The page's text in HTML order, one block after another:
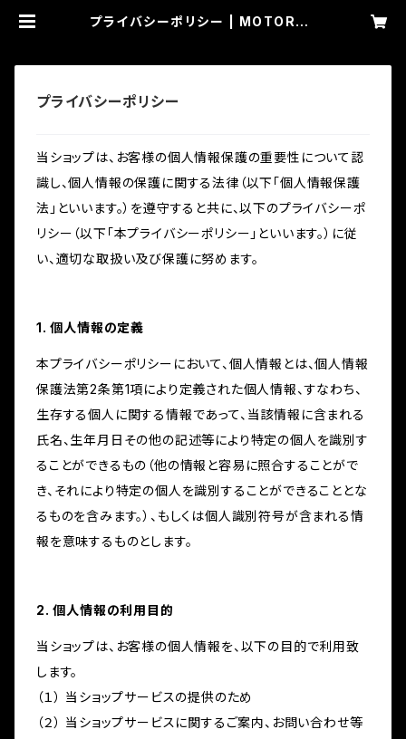
プライバシーポリシー | MOTORHE
プライバシーポリシー
当ショップは、お客様の個人情報保護の重要性について認
識し、個人情報の保護に関する法律（以下「個人情報保護
法」といいます。）を遵守すると共に、以下のプライバシーポ
リシー（以下「本プライバシーポリシー」といいます。）に従
い、適切な取扱い及び保護に努めます。
1. 個人情報の定義
本プライバシーポリシーにおいて、個人情報とは、個人情報
保護法第2条第1項により定義された個人情報、すなわち、
生存する個人に関する情報であって、当該情報に含まれる
氏名、生年月日その他の記述等により特定の個人を識別す
ることができるもの（他の情報と容易に照合することがで
き、それにより特定の個人を識別することができることとな
るものを含みます。）、もしくは個人識別符号が含まれる情
報を意味するものとします。
2. 個人情報の利用目的
当ショップは、お客様の個人情報を、以下の目的で利用致
します。
（１） 当ショップサービスの提供のため
（２） 当ショップサービスに関するご案内、お問い合わせ等